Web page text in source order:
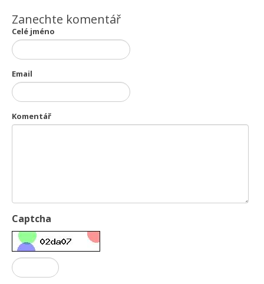
Zanechte komentář
Celé jméno
Email
Komentář
Captcha